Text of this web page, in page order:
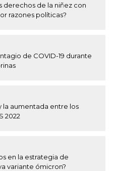
derechos de la niñez con
razones políticas?
de COVID-19 durante
la aumentada entre los
2022
en la estrategia de
variante ómicron?